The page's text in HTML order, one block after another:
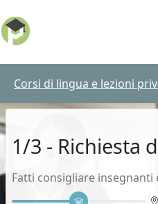
Corsi di lingua e lezioni
1/3 - Richiesta
Fatti consigliare insegnanti